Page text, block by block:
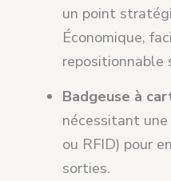
un point
Économique,
repositionnable
Badgeuse à
nécessitant
ou RFID) pour
sorties.